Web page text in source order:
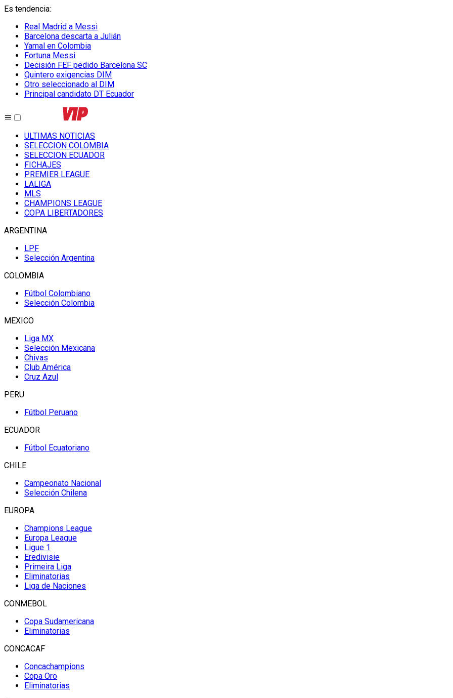
Es tendencia:
Real Madrid a Messi
Barcelona descarta a Julián
Yamal en Colombia
Fortuna Messi
Decisión FEF pedido Barcelona SC
Quintero exigencias DIM
Otro seleccionado al DIM
Principal candidato DT Ecuador
ULTIMAS NOTICIAS
SELECCION COLOMBIA
SELECCION ECUADOR
FICHAJES
PREMIER LEAGUE
LALIGA
MLS
CHAMPIONS LEAGUE
COPA LIBERTADORES
ARGENTINA
LPF
Selección Argentina
COLOMBIA
Fútbol Colombiano
Selección Colombia
MEXICO
Liga MX
Selección Mexicana
Chivas
Club América
Cruz Azul
PERU
Fútbol Peruano
ECUADOR
Fútbol Ecuatoriano
CHILE
Campeonato Nacional
Selección Chilena
EUROPA
Champions League
Europa League
Ligue 1
Eredivisie
Primeira Liga
Eliminatorias
Liga de Naciones
CONMEBOL
Copa Sudamericana
Eliminatorias
CONCACAF
Concachampions
Copa Oro
Eliminatorias